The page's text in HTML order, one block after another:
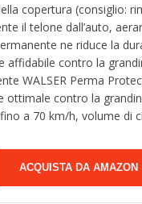
copertura (consiglio:
il telone dall’auto,
ne riduce la
affidabile contro la
WALSER Perma
ottimale contro la
a 70 km/h, volume di
ACQUISTA DA AMAZON